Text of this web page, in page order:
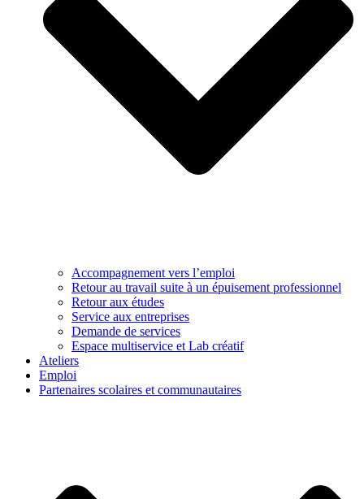
Accompagnement vers l’emploi
Retour au travail suite à un épuisement professionnel
Retour aux études
Service aux entreprises
Demande de services
Espace multiservice et Lab créatif
Ateliers
Emploi
Partenaires scolaires et communautaires